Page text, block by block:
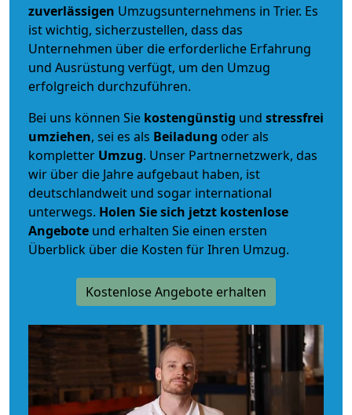
zuverlässigen Umzugsunternehmens in Trier. Es
ist wichtig, sicherzustellen, dass das
Unternehmen über die erforderliche Erfahrung
und Ausrüstung verfügt, um den Umzug
erfolgreich durchzuführen.
Bei uns können Sie kostengünstig und stressfrei
umziehen, sei es als Beiladung oder als
kompletter Umzug. Unser Partnernetzwerk, das
wir über die Jahre aufgebaut haben, ist
deutschlandweit und sogar international
unterwegs. Holen Sie sich jetzt kostenlose
Angebote und erhalten Sie einen ersten
Überblick über die Kosten für Ihren Umzug.
Kostenlose Angebote erhalten